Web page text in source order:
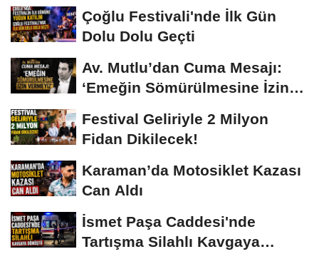
Çoğlu Festivali'nde İlk Gün
Dolu Dolu Geçti
Av. Mutlu’dan Cuma Mesajı:
‘Emeğin Sömürülmesine İzin
Festival Geliriyle 2 Milyon
Fidan Dikilecek!
Karaman’da Motosiklet Kazası
Can Aldı
İsmet Paşa Caddesi'nde
Tartışma Silahlı Kavgaya